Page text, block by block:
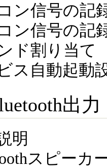
ン信号の記
ン信号の記
ド割り当て
ス自動起動
出力
明
スピーカ